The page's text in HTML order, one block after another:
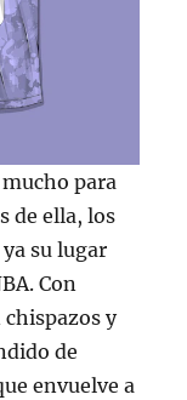
para
de ella, los
su lugar
Con
y
de
envuelve a